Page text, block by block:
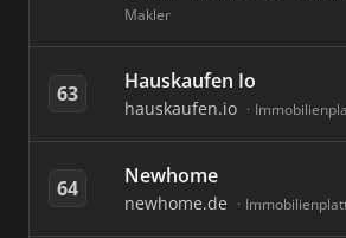
Makler
63 Hauskaufen Io
hauskaufen.io
64 Newhome
newhome.de